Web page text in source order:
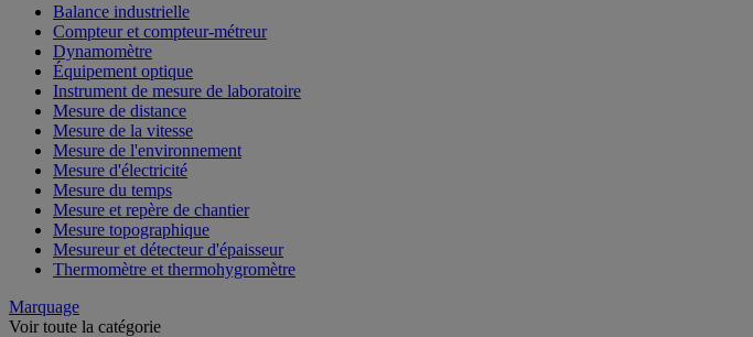
Balance industrielle
Compteur et compteur-métreur
Dynamomètre
Équipement optique
Instrument de mesure de laboratoire
Mesure de distance
Mesure de la vitesse
Mesure de l'environnement
Mesure d'électricité
Mesure du temps
Mesure et repère de chantier
Mesure topographique
Mesureur et détecteur d'épaisseur
Thermomètre et thermohygromètre
Marquage
Voir toute la catégorie